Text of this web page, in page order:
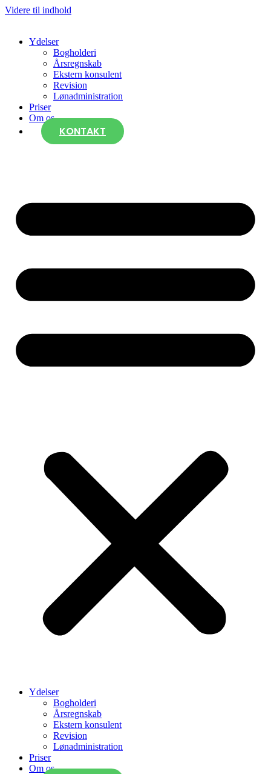
Videre til indhold
Ydelser
Bogholderi
Årsregnskab
Ekstern konsulent
Revision
Lønadministration
Priser
Om os
KONTAKT
Ydelser
Bogholderi
Årsregnskab
Ekstern konsulent
Revision
Lønadministration
Priser
Om os